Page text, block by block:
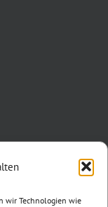
wir Technologien wie